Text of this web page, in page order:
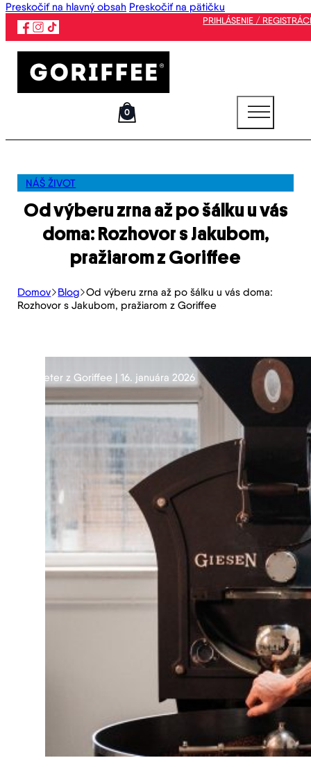
Preskočiť na hlavný obsah Preskočiť na pätičku
PRIHLÁSENIE /
0
NÁŠ ŽIVOT
Od výberu zrna až po šálku u vás
doma: Rozhovor s Jakubom,
pražiarom z Goriffee
Domov Blog Od výberu zrna až po šálku u vás doma:
Rozhovor s Jakubom, pražiarom z Goriffee
Peter z Goriffee | 16. januára 2026